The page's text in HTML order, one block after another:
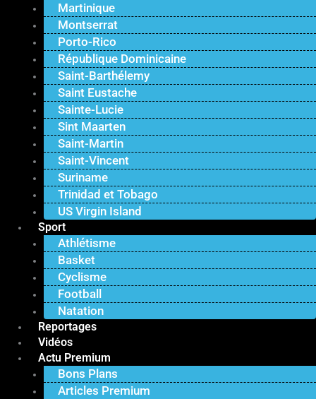
Martinique
Montserrat
Porto-Rico
République Dominicaine
Saint-Barthélemy
Saint Eustache
Sainte-Lucie
Sint Maarten
Saint-Martin
Saint-Vincent
Suriname
Trinidad et Tobago
US Virgin Island
Sport
Athlétisme
Basket
Cyclisme
Football
Natation
Reportages
Vidéos
Actu Premium
Bons Plans
Articles Premium